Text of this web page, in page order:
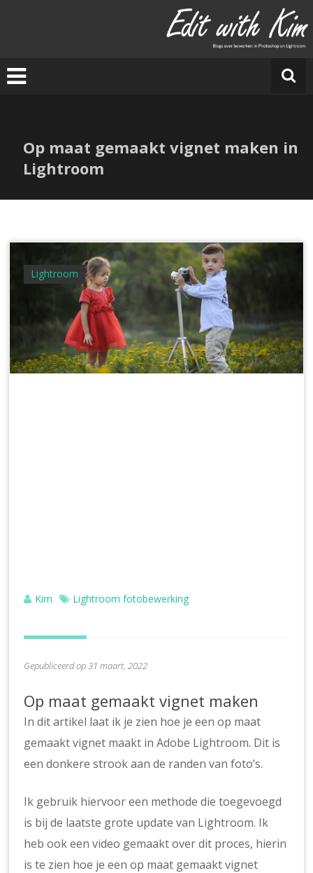
Ki
m
Op maat gemaakt vignet maken in
Lightroom
Lightroom
Kim Lightroom fotobewerking
Gepubliceerd op 31 maart, 2022
Op maat gemaakt vignet maken
In dit artikel laat ik je zien hoe je een op maat
gemaakt vignet maakt in Adobe Lightroom. Dit is
een donkere strook aan de randen van foto’s.
Ik gebruik hiervoor een methode die toegevoegd
is bij de laatste grote update van Lightroom. Ik
heb ook een video gemaakt over dit proces, hierin
is te zien hoe je een op maat gemaakt vignet